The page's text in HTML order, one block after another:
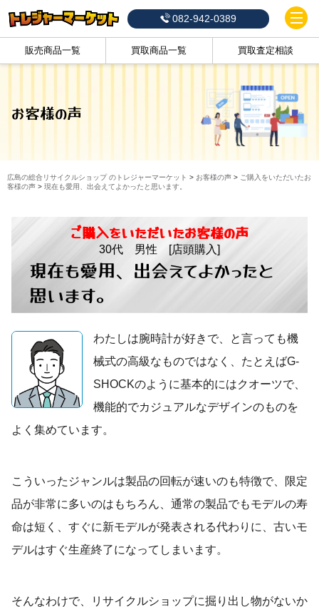
082-942-0389
販売商品一覧 買取商品一覧 買取査定相談
お客様の声
広島の総合リサイクルショップ のトレジャーマーケット > お客様の声> ご購入をいただいたお
客様の声> 現在も愛用、出会えてよかったと思います。
ご購入をいただいたお客様の声
30代 男性 [店頭購入]
現在も愛用、出会えてよかったと
思います。
わたしは腕時計が好きで、と言っても機
械式の高級なものではなく、たとえばG-
SHOCKのように基本的にはクオーツで、
機能的でカジュアルなデザインのものを
よく集めています。
こういったジャンルは製品の回転が速いのも特徴で、限定
品が非常に多いのはもちろん、通常の製品でもモデルの寿
命は短く、すぐに新モデルが発表される代わりに、古いモ
デルはすぐ生産終了になってしまいます。
そんなわけで、リサイクルショップに掘り出し物がないか